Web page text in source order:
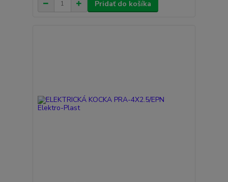
Pridať do košíka